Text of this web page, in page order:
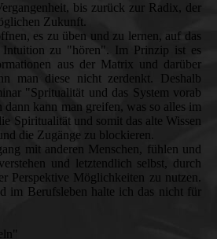
bis zurück zur Radix, der
Zukunft.
es zu üben und zu lernen, auf das
zu "hören". Im Prinzip ist es
aus der Matrix und darüber
man diese nicht zerdenkt. Deshalb
"Spritualität und das System vorab
dann kann man greifen, was so alles im
Spiritualität und somit das alte Wissen
die Zugänge zu blockieren.
mit anderen Menschen, fühlen und
und letztendlich selbst, durch
Perspektive Möglichkeiten zu nutzen.
im Berufsleben halte ich das nicht für